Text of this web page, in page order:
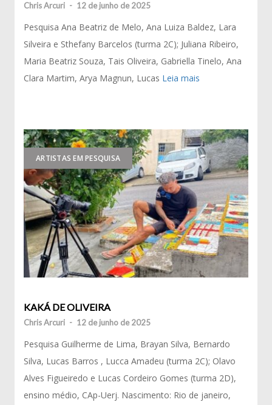
Chris Arcuri - 12 de junho de 2025
Pesquisa Ana Beatriz de Melo, Ana Luiza Baldez, Lara
Silveira e Sthefany Barcelos (turma 2C); Juliana Ribeiro,
Maria Beatriz Souza, Tais Oliveira, Gabriella Tinelo, Ana
Clara Martim, Arya Magnun, Lucas Leia mais
ARTISTAS EM PESQUISA
KAKÁ DE OLIVEIRA
Chris Arcuri - 12 de junho de 2025
Pesquisa Guilherme de Lima, Brayan Silva, Bernardo
Silva, Lucas Barros , Lucca Amadeu (turma 2C); Olavo
Alves Figueiredo e Lucas Cordeiro Gomes (turma 2D),
ensino médio, CAp-Uerj. Nascimento: Rio de janeiro,